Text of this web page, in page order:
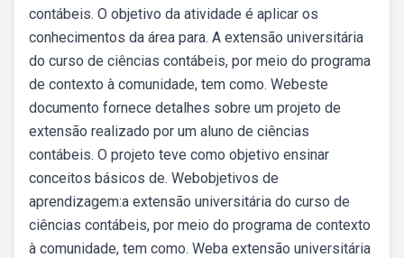
contábeis. O objetivo da atividade é aplicar os
conhecimentos da área para. A extensão universitária
do curso de ciências contábeis, por meio do programa
de contexto à comunidade, tem como. Webeste
documento fornece detalhes sobre um projeto de
extensão realizado por um aluno de ciências
contábeis. O projeto teve como objetivo ensinar
conceitos básicos de. Webobjetivos de
aprendizagem:a extensão universitária do curso de
ciências contábeis, por meio do programa de contexto
à comunidade, tem como. Weba extensão universitária